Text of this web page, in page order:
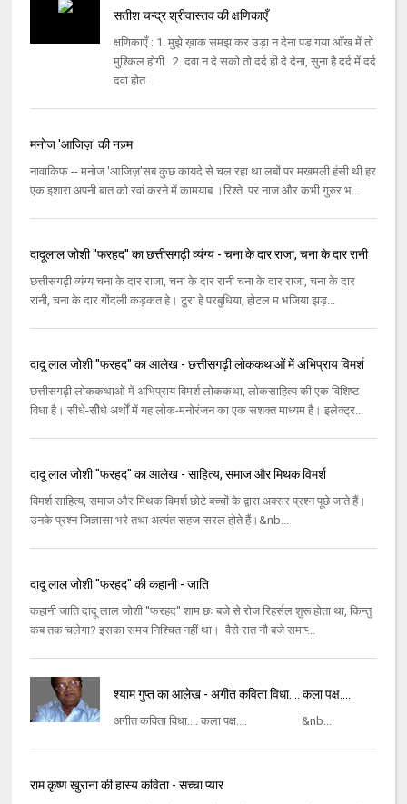
सतीश चन्द्र श्रीवास्तव की क्षणिकाएँ
क्षणिकाएँ : 1. मुझे ख़ाक समझ कर उड़ा न देना पड गया आँख में तो
मुश्किल होगी 2. दवा न दे सको तो दर्द ही दे देना, सुना है दर्द में दर्द
दवा होत...
मनोज 'आजिज़' की नज़्म
नावाकिफ -- मनोज 'आजिज़'सब कुछ कायदे से चल रहा था लबों पर मखमली हंसी थी हर
एक इशारा अपनी बात को रवां करने में कामयाब ।रिश्ते पर नाज और कभी गुरुर भ...
दादूलाल जोशी ''फरहद'' का छत्तीसगढ़ी व्‍यंग्‍य - चना के दार राजा, चना के दार रानी
छत्तीसगढ़ी व्‍यंग्‍य चना के दार राजा, चना के दार रानी चना के दार राजा, चना के दार
रानी, चना के दार गोंदली कड़कत हे। टुरा हे परबुधिया, होटल म भजिया झड़...
दादू लाल जोशी "फरहद" का आलेख - छत्तीसगढ़ी लोककथाओं में अभिप्राय विमर्श
छत्तीसगढ़ी लोककथाओं में अभिप्राय विमर्श लोककथा, लोकसाहित्य की एक विशिष्ट
विधा है। सीधे-सीेधे अर्थों में यह लोक-मनोरंजन का एक सशक्त माध्यम है। इलेक्ट्र...
दादू लाल जोशी "फरहद" का आलेख - साहित्‍य, समाज और मिथक विमर्श
विमर्श साहित्‍य, समाज और मिथक विमर्श छोटे बच्‍चों के द्वारा अक्‍सर प्रश्‍न पूछे जाते हैं।
उनके प्रश्‍न जिज्ञासा भरे तथा अत्‍यंत सहज-सरल होते हैं।&nb...
दादू लाल जोशी ''फरहद'' की कहानी - जाति
कहानी जाति दादू लाल जोशी ''फरहद'' शाम छः बजे से रोज रिहर्सल शुरू होता था, किन्‍तु
कब तक चलेगा? इसका समय निश्‍चित नहीं था। वैसे रात नौ बजे समाप्‍...
श्याम गुप्त का आलेख - अगीत कविता विधा.... कला पक्ष....
अगीत कविता विधा.... कला पक्ष.... &nb...
राम कृष्ण खुराना की हास्य कविता - सच्चा प्यार